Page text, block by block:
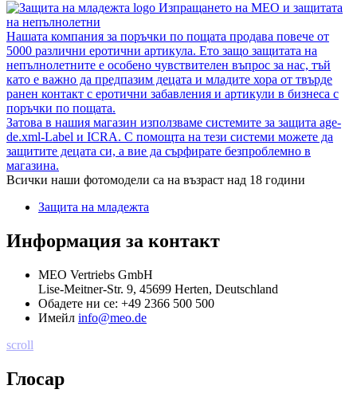
Изпращането на MEO и защитата
на непълнолетни
Нашата компания за поръчки по пощата продава повече от
5000 различни еротични артикула. Ето защо защитата на
непълнолетните е особено чувствителен въпрос за нас, тъй
като е важно да предпазим децата и младите хора от твърде
ранен контакт с еротични забавления и артикули в бизнеса с
поръчки по пощата.
Затова в нашия магазин използваме системите за защита age-
de.xml-Label и ICRA. С помощта на тези системи можете да
защитите децата си, а вие да сърфирате безпроблемно в
магазина.
Всички наши фотомодели са на възраст над 18 години
Защита на младежта
Информация за контакт
MEO Vertriebs GmbH
Lise-Meitner-Str. 9, 45699 Herten, Deutschland
Обадете ни се: +49 2366 500 500
Имейл info@meo.de
scroll
Глосар